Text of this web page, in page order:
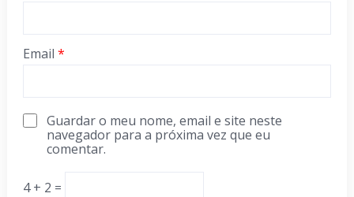
Email *
Guardar o meu nome, email e site neste
navegador para a próxima vez que eu
comentar.
4 + 2 =